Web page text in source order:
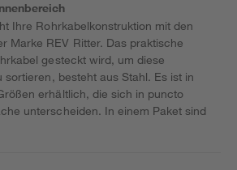
Ihre Rohrkabelkonstruktion mit den
Marke REV Ritter. Das praktische
gesteckt wird, um diese
sortieren, besteht aus Stahl. Es ist in
erhältlich, die sich in puncto
unterscheiden. In einem Paket sind